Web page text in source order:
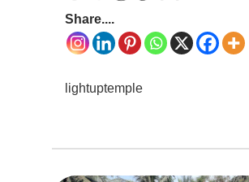
Share....
lightuptemple